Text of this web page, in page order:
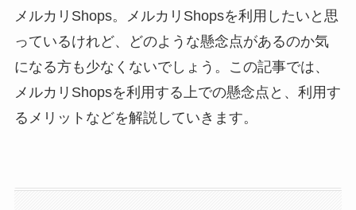
メルカリShops。メルカリShopsを利用したいと思
っているけれど、どのような懸念点があるのか気
になる方も少なくないでしょう。この記事では、
メルカリShopsを利用する上での懸念点と、利用す
るメリットなどを解説していきます。